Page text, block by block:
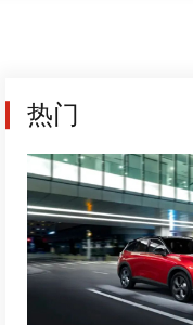
热门